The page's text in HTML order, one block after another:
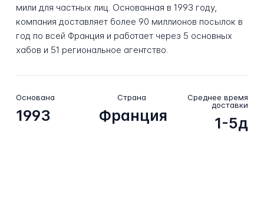
мили для частных лиц. Основанная в 1993 году,
компания доставляет более 90 миллионов посылок в
год по всей Франция и работает через 5 основных
хабов и 51 региональное агентство.
Основана
1993
Страна
Франция
Среднее время
доставки
1-5д